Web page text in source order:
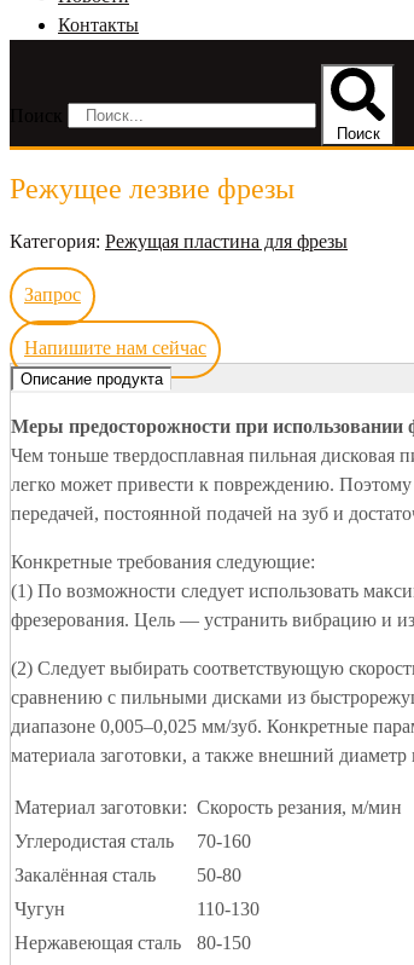
Контакты
Поиск
Режущее лезвие фрезы
Категория: Режущая пластина для фрезы
Запрос
Напишите нам сейчас
Описание продукта
Меры предосторожности при
Чем тоньше твердосплавная пильная дисковая
легко может привести к повреждению. Поэтому
передачей, постоянной подачей на зуб и
Конкретные требования следующие:
(1) По возможности следует использовать
фрезерования. Цель — устранить вибрацию и
(2) Следует выбирать соответствующую
сравнению с пильными дисками из
диапазоне 0,005–0,025 мм/зуб. Конкретные
материала заготовки, а также внешний
Материал заготовки: Скорость резания, м/мин
Углеродистая сталь
70-160
Закалённая сталь
50-80
Чугун
110-130
Нержавеющая сталь
80-150